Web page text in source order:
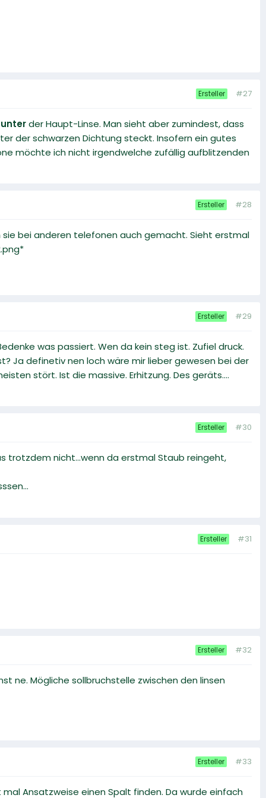
Ersteller #27
unterder Haupt-Linse. Man sieht aber zumindest, dass
der schwarzen Dichtung steckt. Insofern ein gutes
möchte ich nicht irgendwelche zufällig aufblitzenden
Ersteller #28
bei anderen telefonen auch gemacht. Sieht erstmal
Ersteller #29
was passiert. Wen da kein steg ist. Zufiel druck.
Ja definetiv nen loch wäre mir lieber gewesen bei der
stört. Ist die massive. Erhitzung. Des geräts....
Ersteller #30
trotzdem nicht...wenn da erstmal Staub reingeht,
Ersteller #31
Ersteller #32
ne. Mögliche sollbruchstelle zwischen den linsen
Ersteller #33
Ansatzweise einen Spalt finden. Da wurde einfach